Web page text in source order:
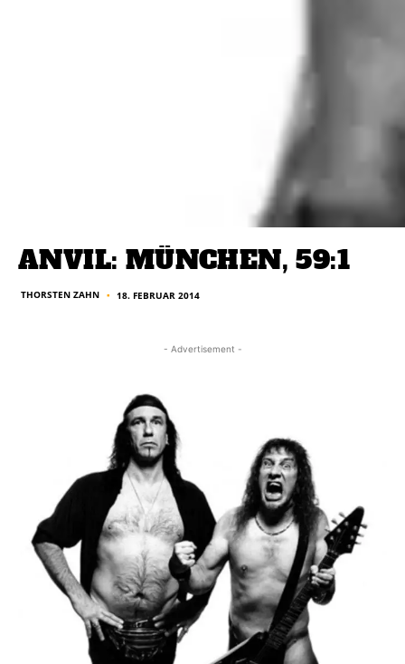
ANVIL: MÜNCHEN, 59:1
THORSTEN ZAHN ■ 18. FEBRUAR 2014
- Advertisement -